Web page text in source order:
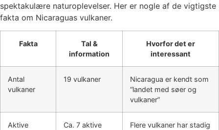
spektakulære naturoplevelser. Her er nogle af de vigtigste
fakta om Nicaraguas vulkaner.
Fakta
Tal &
information
Hvorfor det er
interessant
Antal
vulkaner
19 vulkaner
Nicaragua er kendt som
“landet med søer og
vulkaner”
Aktive
Ca. 7 aktive
Flere vulkaner har stadig